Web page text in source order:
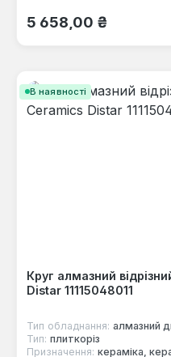
Звичайна ціна:
5 658,00 ₴
В наявності
Круг алмазний
Distar 11115048011
Тип обладнання: алмазний
Тип: плиткоріз
Призначення: кераміка,